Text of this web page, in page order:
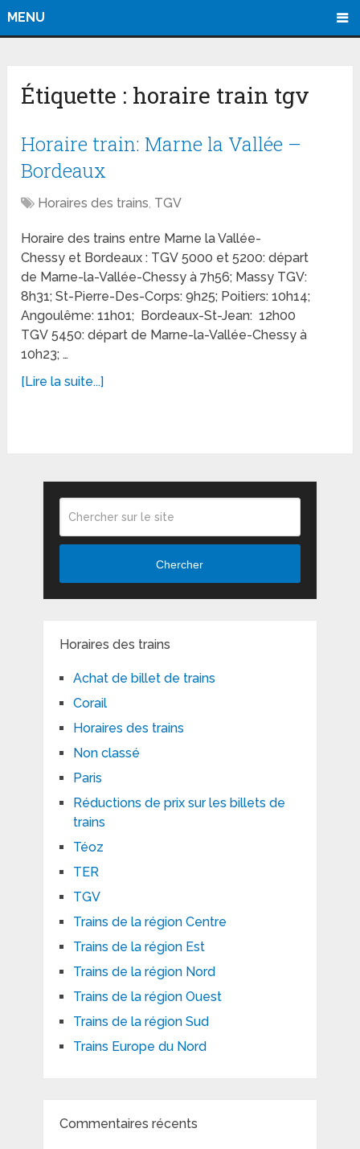
MENU
Étiquette : horaire train tgv
Horaire train: Marne la Vallée –
Bordeaux
Horaires des trains, TGV
Horaire des trains entre Marne la Vallée-
Chessy et Bordeaux : TGV 5000 et 5200: départ
de Marne-la-Vallée-Chessy à 7h56; Massy TGV:
8h31; St-Pierre-Des-Corps: 9h25; Poitiers: 10h14;
Angoulême: 11h01; Bordeaux-St-Jean: 12h00
TGV 5450: départ de Marne-la-Vallée-Chessy à
10h23; …
[Lire la suite...]
Chercher
Horaires des trains
Achat de billet de trains
Corail
Horaires des trains
Non classé
Paris
Réductions de prix sur les billets de
trains
Téoz
TER
TGV
Trains de la région Centre
Trains de la région Est
Trains de la région Nord
Trains de la région Ouest
Trains de la région Sud
Trains Europe du Nord
Commentaires récents